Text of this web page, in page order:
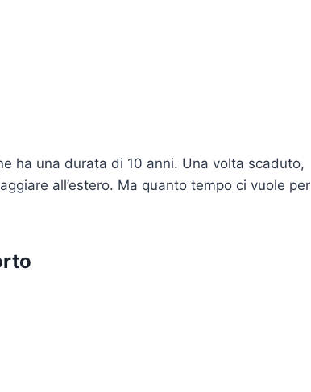
ha una durata di 10 anni. Una volta scaduto,
all’estero. Ma quanto tempo ci vuole per